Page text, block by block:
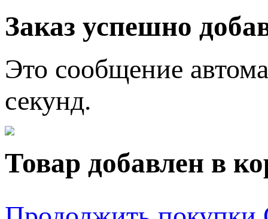
Заказ успешно
Это сообщение
секунд.
Товар добавлен в